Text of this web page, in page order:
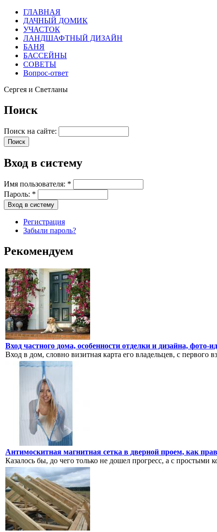
ГЛАВНАЯ
ДАЧНЫЙ ДОМИК
УЧАСТОК
ЛАНДШАФТНЫЙ ДИЗАЙН
БАНЯ
БАССЕЙНЫ
СОВЕТЫ
Вопрос-ответ
Сергея и Светланы
Поиск
Поиск на сайте:
Вход в систему
Имя пользователя: *
Пароль: *
Регистрация
Забыли пароль?
Рекомендуем
Вход частного дома, особенности отделки и дизайна, фото-
Вход в дом, словно визитная карта его владельцев, с первого
Антимоскитная магнитная сетка в дверной проем, как
Казалось бы, до чего только не дошел прогресс, а с простыми